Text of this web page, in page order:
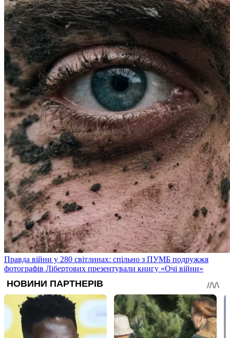
Правда війни у 280 світлинах: спільно з ПУМБ подружжя
фотографів Лібертових презентували книгу «Очі війни»